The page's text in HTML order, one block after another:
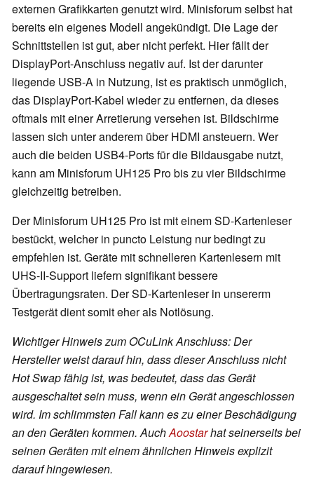
externen Grafikkarten genutzt wird. Minisforum selbst hat
bereits ein eigenes Modell angekündigt. Die Lage der
Schnittstellen ist gut, aber nicht perfekt. Hier fällt der
DisplayPort-Anschluss negativ auf. Ist der darunter
liegende USB-A in Nutzung, ist es praktisch unmöglich,
das DisplayPort-Kabel wieder zu entfernen, da dieses
oftmals mit einer Arretierung versehen ist. Bildschirme
lassen sich unter anderem über HDMI ansteuern. Wer
auch die beiden USB4-Ports für die Bildausgabe nutzt,
kann am Minisforum UH125 Pro bis zu vier Bildschirme
gleichzeitig betreiben.
Der Minisforum UH125 Pro ist mit einem SD-Kartenleser
bestückt, welcher in puncto Leistung nur bedingt zu
empfehlen ist. Geräte mit schnelleren Kartenlesern mit
UHS-II-Support liefern signifikant bessere
Übertragungsraten. Der SD-Kartenleser in unsererm
Testgerät dient somit eher als Notlösung.
Wichtiger Hinweis zum OCuLink Anschluss: Der
Hersteller weist darauf hin, dass dieser Anschluss nicht
Hot Swap fähig ist, was bedeutet, dass das Gerät
ausgeschaltet sein muss, wenn ein Gerät angeschlossen
wird. Im schlimmsten Fall kann es zu einer Beschädigung
an den Geräten kommen. AuchAoostarhat seinerseits bei
seinen Geräten mit einem ähnlichen Hinweis explizit
darauf hingewiesen.